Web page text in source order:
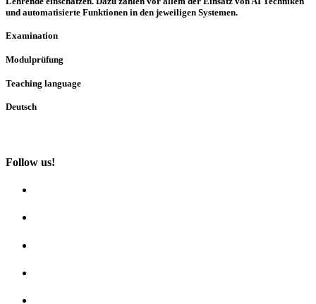
und automatisierte Funktionen in den jeweiligen Systemen.
Examination
Modulprüfung
Teaching language
Deutsch
Follow us!